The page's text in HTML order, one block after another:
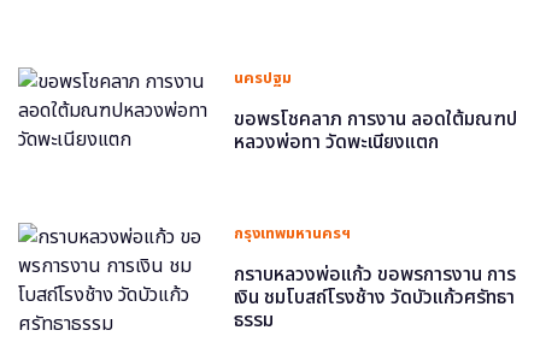
นครปฐม
ขอพรโชคลาภ การงาน ลอดใต้มณฑป
หลวงพ่อทา วัดพะเนียงแตก
กรุงเทพมหานครฯ
กราบหลวงพ่อแก้ว ขอพรการงาน การ
เงิน ชมโบสถ์โรงช้าง วัดบัวแก้วศรัทธา
ธรรม